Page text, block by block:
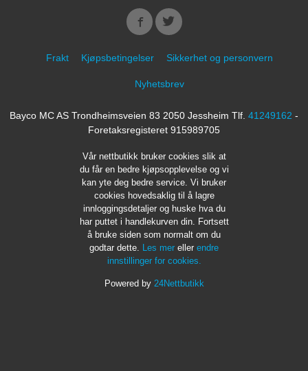
Frakt Kjøpsbetingelser Sikkerhet og personvern
Nyhetsbrev
Bayco MC AS Trondheimsveien 83 2050 Jessheim Tlf. 41249162 -
Foretaksregisteret 915989705
Vår nettbutikk bruker cookies slik at
du får en bedre kjøpsopplevelse og vi
kan yte deg bedre service. Vi bruker
cookies hovedsaklig til å lagre
innloggingsdetaljer og huske hva du
har puttet i handlekurven din. Fortsett
å bruke siden som normalt om du
godtar dette.
Les mer eller endre
innstillinger for cookies.
Powered by 24Nettbutikk